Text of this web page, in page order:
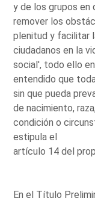
y de los grupos en
remover los
plenitud y facilitar
ciudadanos en la
social', todo ello
entendido que
sin que pueda
de nacimiento,
condición o
estipula el
artículo 14 del
En el Título